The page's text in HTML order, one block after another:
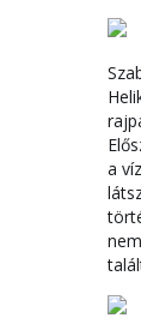
a